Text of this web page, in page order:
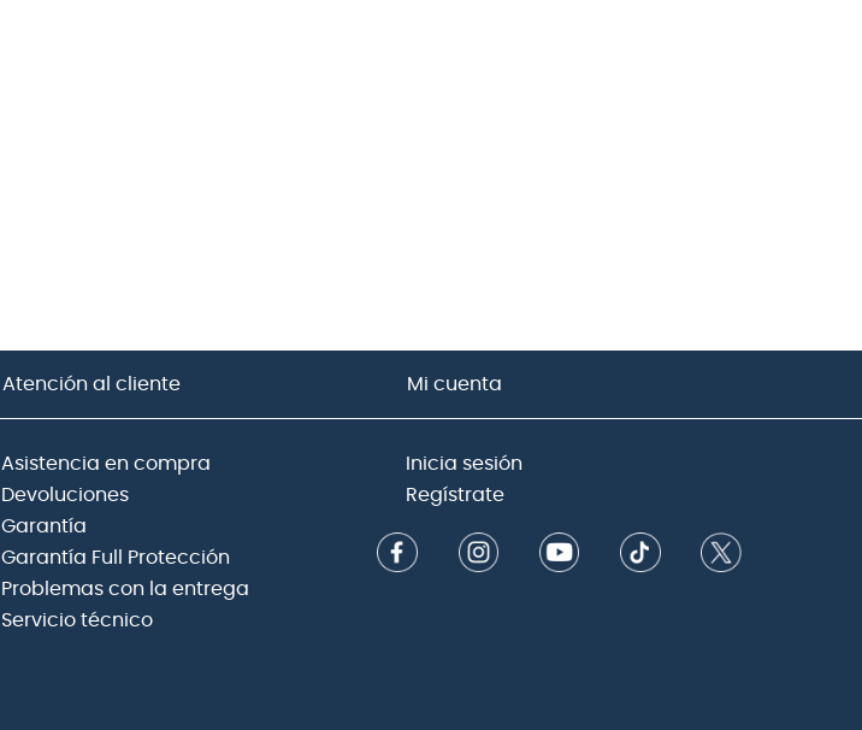
Atención al cliente Mi cuenta
Asistencia en compra
Devoluciones
Garantía
Garantía Full Protección
Problemas con la entrega
Servicio técnico
Inicia sesión
Regístrate